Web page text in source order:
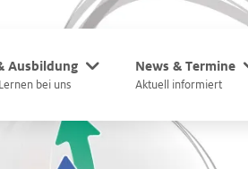
Ausbildung
bei uns
News & Termine
Aktuell informiert